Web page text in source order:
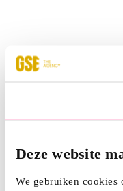
Deze website
We gebruiken cookies